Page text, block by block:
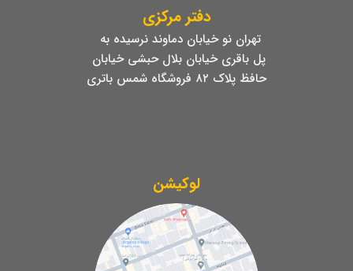
دفتر مرکزی
تهران نو خیابان دماوند نرسیده به
پل باقری خیابان بلال حبشی خیابان
حافظ پلاک ۸۲ فروشگاه شمس باتری
لوکیشن